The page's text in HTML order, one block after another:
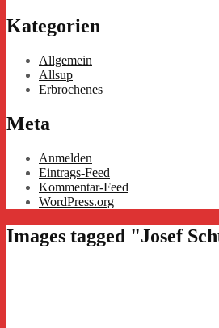
Kategorien
Allgemein
Allsup
Erbrochenes
Meta
Anmelden
Eintrags-Feed
Kommentar-Feed
WordPress.org
Images tagged "Josef